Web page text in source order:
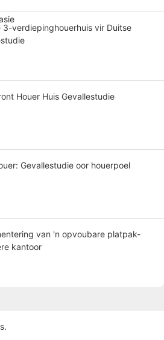
3-verdiepinghouerhuis vir Duitse
Houer Huis Gevallestudie
Gevallestudie oor houerpoel
van 'n opvoubare platpak-
kantoor